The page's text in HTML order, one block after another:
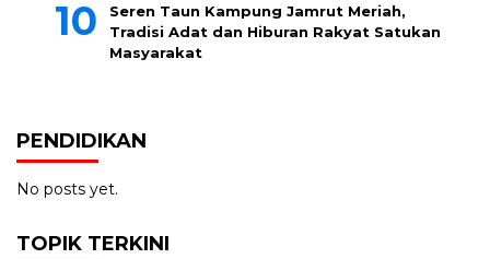
Seren Taun Kampung Jamrut Meriah,
Tradisi Adat dan Hiburan Rakyat Satukan
Masyarakat
PENDIDIKAN
No posts yet.
TOPIK TERKINI